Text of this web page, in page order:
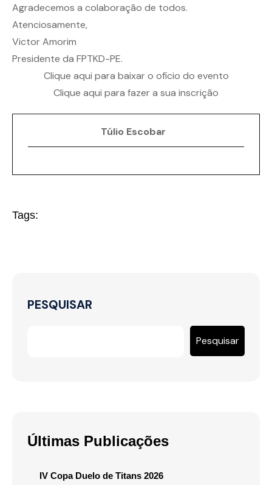
Agradecemos a colaboração de todos.
Atenciosamente,
Victor Amorim
Presidente da FPTKD-PE.
Clique aqui para baixar o ofício do evento
Clique aqui para fazer a sua inscrição
Túlio Escobar
Tags:
PESQUISAR
Pesquisar
Últimas Publicações
IV Copa Duelo de Titans 2026